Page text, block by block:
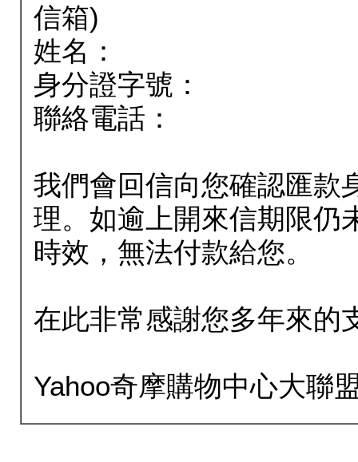
信箱)
姓名：
身分證字號：
聯絡電話：
我們會回信向您確認匯款
理。如逾上開來信期限仍
時效，無法付款給您。
在此非常感謝您多年來的
Yahoo奇摩購物中心大